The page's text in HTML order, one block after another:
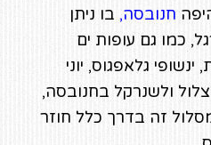
חנובסה, בו ניתן
כמו גם עופות ים
גלאפגוס, יוני
ולשנרקל בחנובסה,
זה בדרך כלל חוזר